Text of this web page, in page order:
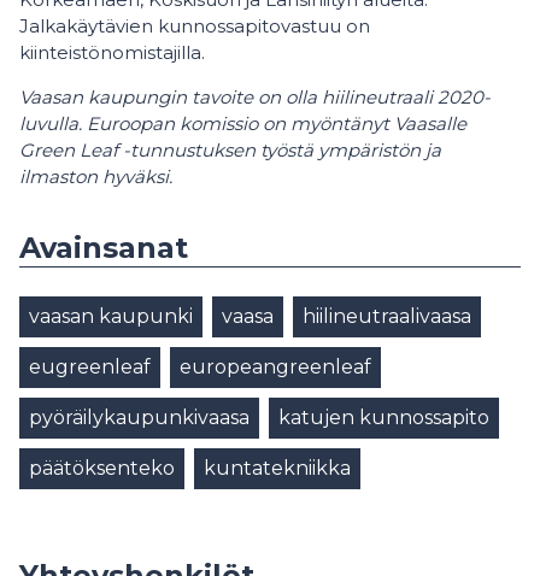
Jalkakäytävien kunnossapitovastuu on
kiinteistönomistajilla.
Vaasan kaupungin tavoite on olla hiilineutraali 2020-
luvulla. Euroopan komissio on myöntänyt Vaasalle
Green Leaf -tunnustuksen työstä ympäristön ja
ilmaston hyväksi.
Avainsanat
vaasan kaupunki vaasa hiilineutraalivaasa
eugreenleaf europeangreenleaf
pyöräilykaupunkivaasa katujen kunnossapito
päätöksenteko kuntatekniikka